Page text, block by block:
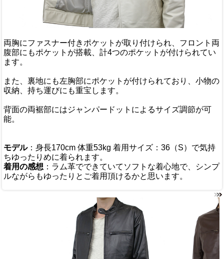
両胸にファスナー付きポケットが取り付けられ、フロント両
腹部にもポケットが搭載、計4つのポケットが付けられてい
ます。
また、裏地にも左胸部にポケットが付けられており、小物の
収納、持ち運びにも重宝します。
背面の両裾部にはジャンパードットによるサイズ調節が可
能。
モデル：身長170cm 体重53kg 着用サイズ：36（S）で気持
ちゆったりめに着られます。
着用の感想 ：ラム革でできていてソフトな着心地で、シンプ
ルながらもゆったりとご着用頂けるかと思います。